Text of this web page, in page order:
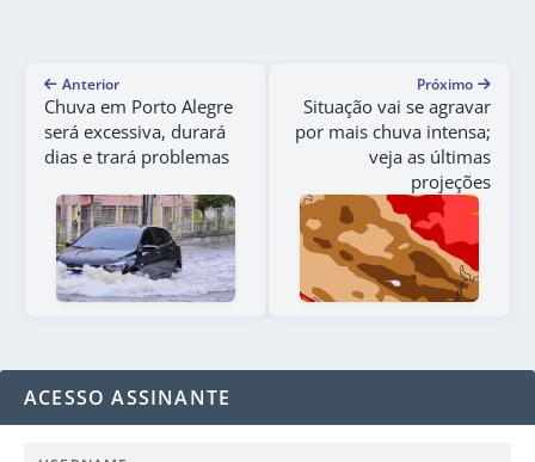
Anterior
Chuva em Porto Alegre
será excessiva, durará
dias e trará problemas
Próximo
Situação vai se agravar
por mais chuva intensa;
veja as últimas
projeções
ACESSO ASSINANTE